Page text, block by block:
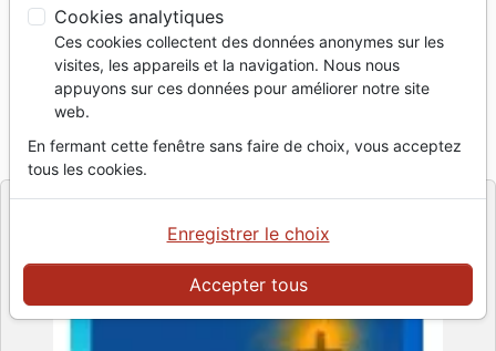
Les yeux de la foi
Point de vue
Eric Payan
Référence SEM2283
9782490722839
EditeurSEMEREDITIONS
Cookies analytiques
Ces cookies collectent des données anonymes sur les
visites, les appareils et la navigation. Nous nous
appuyons sur ces données pour améliorer notre site
web.
En fermant cette fenêtre sans faire de choix, vous acceptez
tous les cookies.
Accepter tous
Enregistrer le choix